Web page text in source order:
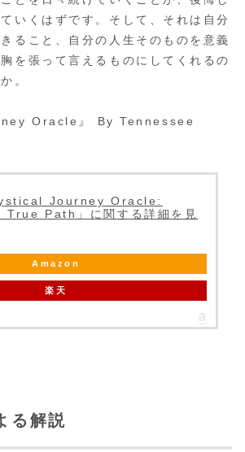
いくはずです。そして、それは自分
ること、自分の人生そのものを意義
を張って言えるものにしてくれるの
。
Oracle』 By Tennessee
Journey Oracle:
Path」に関する詳細を見
Amazon
楽天
る解説